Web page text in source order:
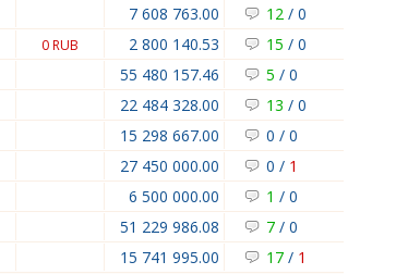
7 608 763.00 12 / 0
0 RUB 2 800 140.53 15 / 0
55 480 157.46 5 / 0
22 484 328.00 13 / 0
15 298 667.00 0 / 0
27 450 000.00 0 / 1
6 500 000.00 1 / 0
51 229 986.08 7 / 0
15 741 995.00 17 / 1